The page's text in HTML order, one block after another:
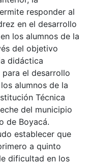
responder al
en el desarrollo
los alumnos de la
del objetivo
didáctica
el desarrollo
alumnos de la
Técnica
del municipio
de Boyacá.
establecer que
a quinto
dificultad en los